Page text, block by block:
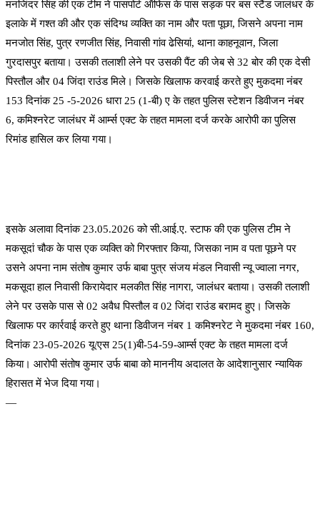
मनजिंदर सिंह की एक टीम ने पासपोर्ट ऑफिस के पास सड़क पर बस स्टैंड जालंधर के
इलाके में गश्त की और एक संदिग्ध व्यक्ति का नाम और पता पूछा, जिसने अपना नाम
मनजोत सिंह, पुत्र रणजीत सिंह, निवासी गांव ढेसियां, थाना काहनूवान, जिला
गुरदासपुर बताया। उसकी तलाशी लेने पर उसकी पैंट की जेब से 32 बोर की एक देसी
पिस्तौल और 04 जिंदा राउंड मिले। जिसके खिलाफ करवाई करते हुए मुकदमा नंबर
153 दिनांक 25 -5-2026 धारा 25 (1-बी) ए के तहत पुलिस स्टेशन डिवीजन नंबर
6, कमिश्नरेट जालंधर में आर्म्स एक्ट के तहत मामला दर्ज करके आरोपी का पुलिस
रिमांड हासिल कर लिया गया।
इसके अलावा दिनांक 23.05.2026 को सी.आई.ए. स्टाफ की एक पुलिस टीम ने
मकसूदां चौक के पास एक व्यक्ति को गिरफ्तार किया, जिसका नाम व पता पूछने पर
उसने अपना नाम संतोष कुमार उर्फ ​​बाबा पुत्र संजय मंडल निवासी न्यू ज्वाला नगर,
मकसूदा हाल निवासी किरायेदार मलकीत सिंह नागरा, जालंधर बताया। उसकी तलाशी
लेने पर उसके पास से 02 अवैध पिस्तौल व 02 जिंदा राउंड बरामद हुए। जिसके
खिलाफ पर कार्रवाई करते हुए थाना डिवीजन नंबर 1 कमिश्नरेट ने मुकदमा नंबर 160,
दिनांक 23-05-2026 यू/एस 25(1)बी-54-59-आर्म्स एक्ट के तहत मामला दर्ज
किया। आरोपी संतोष कुमार उर्फ ​​बाबा को माननीय अदालत के आदेशानुसार न्यायिक
हिरासत में भेज दिया गया।
—